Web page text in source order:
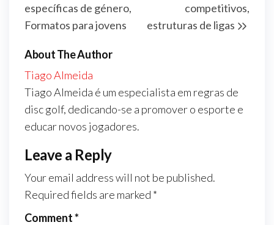
específicas de género,
Formatos para jovens
competitivos,
estruturas de ligas
About The Author
Tiago Almeida
Tiago Almeida é um especialista em regras de
disc golf, dedicando-se a promover o esporte e
educar novos jogadores.
Leave a Reply
Your email address will not be published.
Required fields are marked *
Comment*